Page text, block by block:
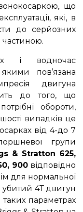
що
які, в
до серйозних
і водночас
пов’язана
двигуна
до того, що
обороти,
випадків це
від 4-до 7
групи
& Stratton 625,
900 відповідно
для нормальної
4Т двигун
параметрах